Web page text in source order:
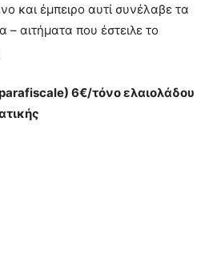
και έμπειρο αυτί συνέλαβε τα
– αιτήματα που έστειλε το
6€/τόνο ελαιολάδου